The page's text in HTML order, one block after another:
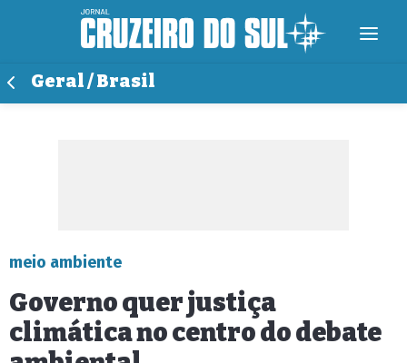
Geral / Brasil
meio ambiente
Governo quer justiça
climática no centro do debate